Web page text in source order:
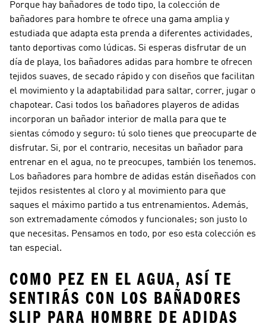
Porque hay bañadores de todo tipo, la colección de
bañadores para hombre te ofrece una gama amplia y
estudiada que adapta esta prenda a diferentes actividades,
tanto deportivas como lúdicas. Si esperas disfrutar de un
día de playa, los bañadores adidas para hombre te ofrecen
tejidos suaves, de secado rápido y con diseños que facilitan
el movimiento y la adaptabilidad para saltar, correr, jugar o
chapotear. Casi todos los bañadores playeros de adidas
incorporan un bañador interior de malla para que te
sientas cómodo y seguro: tú solo tienes que preocuparte de
disfrutar. Si, por el contrario, necesitas un bañador para
entrenar en el agua, no te preocupes, también los tenemos.
Los bañadores para hombre de adidas están diseñados con
tejidos resistentes al cloro y al movimiento para que
saques el máximo partido a tus entrenamientos. Además,
son extremadamente cómodos y funcionales; son justo lo
que necesitas. Pensamos en todo, por eso esta colección es
tan especial.
COMO PEZ EN EL AGUA, ASÍ TE
SENTIRÁS CON LOS BAÑADORES
SLIP PARA HOMBRE DE ADIDAS